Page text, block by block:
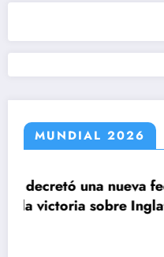
MUNDIAL 2026
conmemorativa
en el Mundial